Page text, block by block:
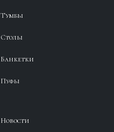
Тумбы
Столы
Банкетки
Пуфы
Новости